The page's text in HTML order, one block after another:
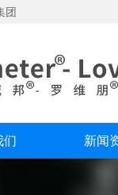
团
们 新闻